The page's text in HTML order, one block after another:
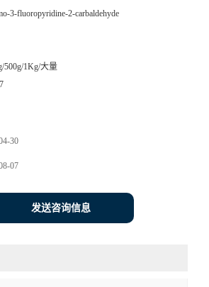
3-fluoropyridine-2-carbaldehyde
500g/1Kg/大量
30
07
发送咨询信息